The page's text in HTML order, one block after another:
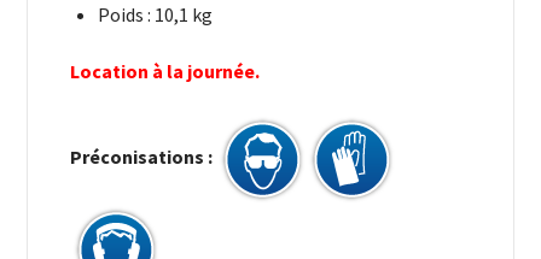
Poids : 10,1 kg
Location à la journée.
Préconisations :